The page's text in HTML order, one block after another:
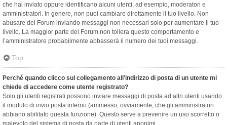
che hai inviato oppure identificano alcuni utenti, ad esempio, moderatori e
amministratori. In genere, non puoi cambiare direttamente il tuo livello. Non
abusare del Forum inviando messaggi non necessari solo per aumentare il tuo
livello. La maggior parte dei Forum non tollera questo comportamento e
l’amministratore probabilmente abbasserà il numero dei tuoi messaggi.
Top
Perché quando clicco sul collegamento all’indirizzo di posta di un utente mi
chiede di accedere come utente registrato?
Solo gli utenti registrati possono inviare messaggi di posta ad altri utenti usando
il modulo di invio posta interno (ammesso, ovviamente, che gli amministratori
abbiano abilitato questa funzione). Questo serve a prevenire un uso scorretto o
malevolo del sistema di posta da parte di utenti anonimi.